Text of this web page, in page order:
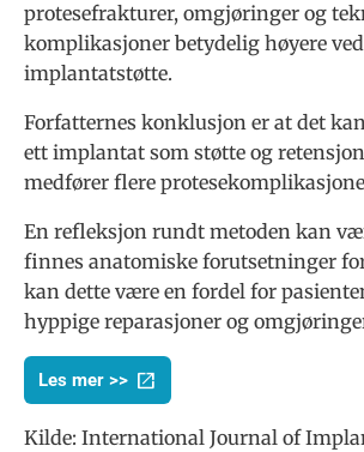
protesefrakturer, omgjøringer og
komplikasjoner betydelig høyere
implantatstøtte.
Forfatternes konklusjon er at det
ett implantat som støtte og
medfører flere
En refleksjon rundt metoden kan
finnes anatomiske forutsetninger
kan dette være en fordel for
hyppige reparasjoner og
Les mer >>
Kilde: International Journal of